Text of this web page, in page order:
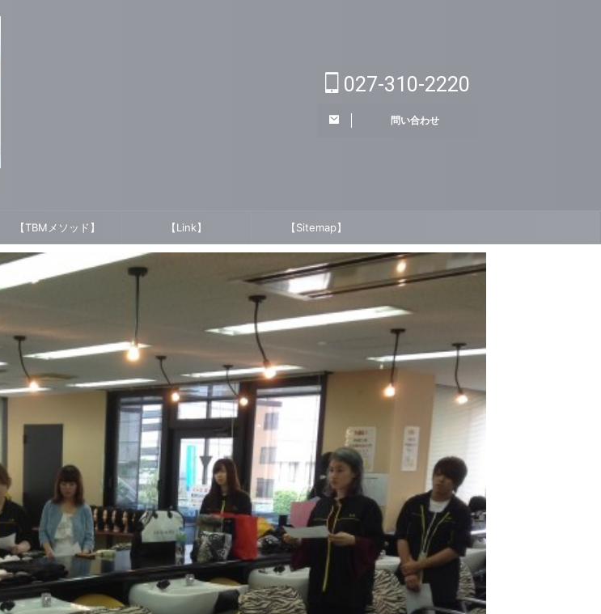
027-310-2220
問い合わせ
【TBMメソッド】 【Link】 【Sitemap】